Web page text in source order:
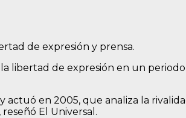
de expresión y prensa.
libertad de expresión en un
actuó en 2005, que analiza la
El Universal.